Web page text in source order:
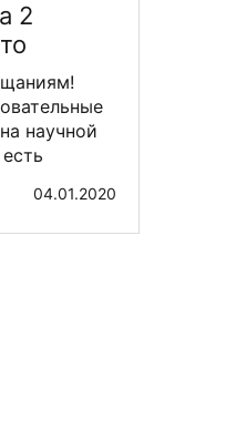
2
научной
04.01.2020